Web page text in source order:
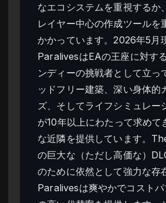
なエコシステムを重視するか
レイヤー中心の作成ツールを
かかっています。2026年5月
ParalivesはEAの王座に対す
ンディーの挑戦者として立っ
ッドフリー建築、深い身体的
ズ、そしてライフシミュレー
が10年以上にわたって求めて
な近隣を提供しています。
の巨大な（ただし高価な）
のために依然として強力な存
Paralivesは爽やかでコスト